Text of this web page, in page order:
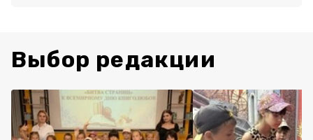
Выбор редакции